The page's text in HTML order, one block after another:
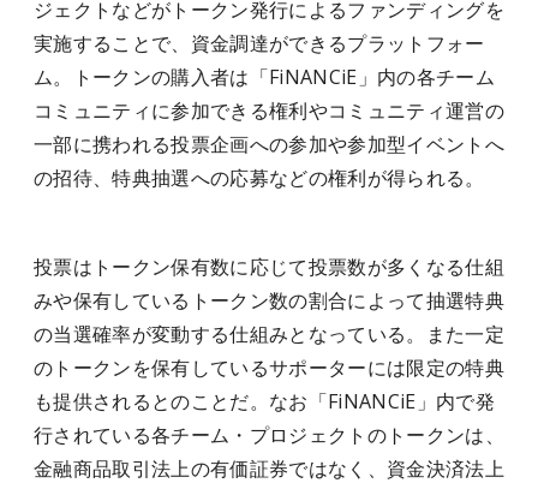
ジェクトなどがトークン発行によるファンディングを
実施することで、資金調達ができるプラットフォー
ム。トークンの購入者は「FiNANCiE」内の各チーム
コミュニティに参加できる権利やコミュニティ運営の
一部に携われる投票企画への参加や参加型イベントへ
の招待、特典抽選への応募などの権利が得られる。
投票はトークン保有数に応じて投票数が多くなる仕組
みや保有しているトークン数の割合によって抽選特典
の当選確率が変動する仕組みとなっている。また一定
のトークンを保有しているサポーターには限定の特典
も提供されるとのことだ。なお「FiNANCiE」内で発
行されている各チーム・プロジェクトのトークンは、
金融商品取引法上の有価証券ではなく、資金決済法上